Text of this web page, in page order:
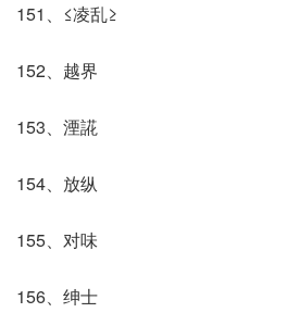
151、≤凌乱≥
152、越界
153、湮誮
154、放纵
155、对味
156、绅士